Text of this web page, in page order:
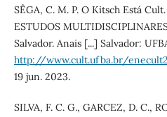
SÊGA, C. M. P. O Kitsch Está
ESTUDOS
Salvador. Anais [...] Salvador:
http://www.cult.ufba.br/
19 jun. 2023.
SILVA, F. C. G., GARCEZ, D. C.,